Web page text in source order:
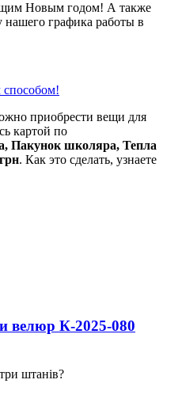
Новым годом! А также
графика работы в
приобрести вещи для
картой по
Пакунок школяра, Тепла
. Как это сделать, узнаете
велюр К-2025-080
штанів?